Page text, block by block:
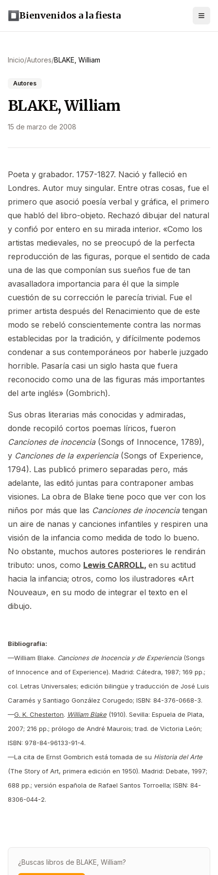
Bienvenidos a la fiesta
Inicio/Autores/BLAKE, William
Autores
BLAKE, William
15 de marzo de 2008
Poeta y grabador. 1757-1827. Nació y falleció en
Londres. Autor muy singular. Entre otras cosas, fue el
primero que asoció poesía verbal y gráfica, el primero
que habló del libro-objeto. Rechazó dibujar del natural
y confió por entero en su mirada interior. «Como los
artistas medievales, no se preocupó de la perfecta
reproducción de las figuras, porque el sentido de cada
una de las que componían sus sueños fue de tan
avasalladora importancia para él que la simple
cuestión de su corrección le parecía trivial. Fue el
primer artista después del Renacimiento que de este
modo se rebeló conscientemente contra las normas
establecidas por la tradición, y difícilmente podemos
condenar a sus contemporáneos por haberle juzgado
horrible. Pasaría casi un siglo hasta que fuera
reconocido como una de las figuras más importantes
del arte inglés» (Gombrich).
Sus obras literarias más conocidas y admiradas,
donde recopiló cortos poemas líricos, fueron
Canciones de inocencia(Songs of Innocence, 1789),
y Canciones de la experiencia(Songs of Experience,
1794). Las publicó primero separadas pero, más
adelante, las editó juntas para contraponer ambas
visiones. La obra de Blake tiene poco que ver con los
niños por más que las Canciones de inocenciatengan
un aire de nanas y canciones infantiles y respiren una
visión de la infancia como medida de todo lo bueno.
No obstante, muchos autores posteriores le rendirán
tributo: unos, como Lewis CARROLL, en su actitud
hacia la infancia; otros, como los ilustradores «Art
Nouveau», en su modo de integrar el texto en el
dibujo.
Bibliografía:
—William Blake. Canciones de Inocencia y de Experiencia (Songs
of Innocence and of Experience). Madrid: Cátedra, 1987; 169 pp.;
col. Letras Universales; edición bilingüe y traducción de José Luis
Caramés y Santiago González Corugedo; ISBN: 84-376-0668-3.
—G. K. Chesterton. William Blake (1910). Sevilla: Espuela de Plata,
2007; 216 pp.; prólogo de André Maurois; trad. de Victoria León;
ISBN: 978-84-96133-91-4.
—La cita de Ernst Gombrich está tomada de su Historia del Arte
(The Story of Art, primera edición en 1950). Madrid: Debate, 1997;
688 pp.; versión española de Rafael Santos Torroella; ISBN: 84-
8306-044-2.
¿Buscas libros de BLAKE, William?